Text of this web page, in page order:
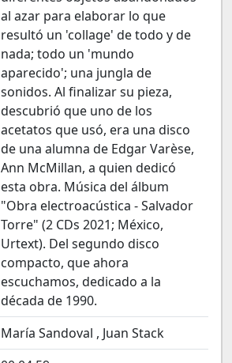
al azar para elaborar lo que
resultó un 'collage' de todo y de
nada; todo un 'mundo
aparecido'; una jungla de
sonidos. Al finalizar su pieza,
descubrió que uno de los
acetatos que usó, era una disco
de una alumna de Edgar Varèse,
Ann McMillan, a quien dedicó
esta obra. Música del álbum
"Obra electroacústica - Salvador
Torre" (2 CDs 2021; México,
Urtext). Del segundo disco
compacto, que ahora
escuchamos, dedicado a la
década de 1990.
María Sandoval , Juan Stack